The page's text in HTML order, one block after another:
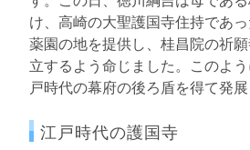
け、高崎の大聖護国寺住持であ
薬園の地を提供し、桂昌院の祈
立するよう命じました。このよ
戸時代の幕府の後ろ盾を得て発展
江戸時代の護国寺